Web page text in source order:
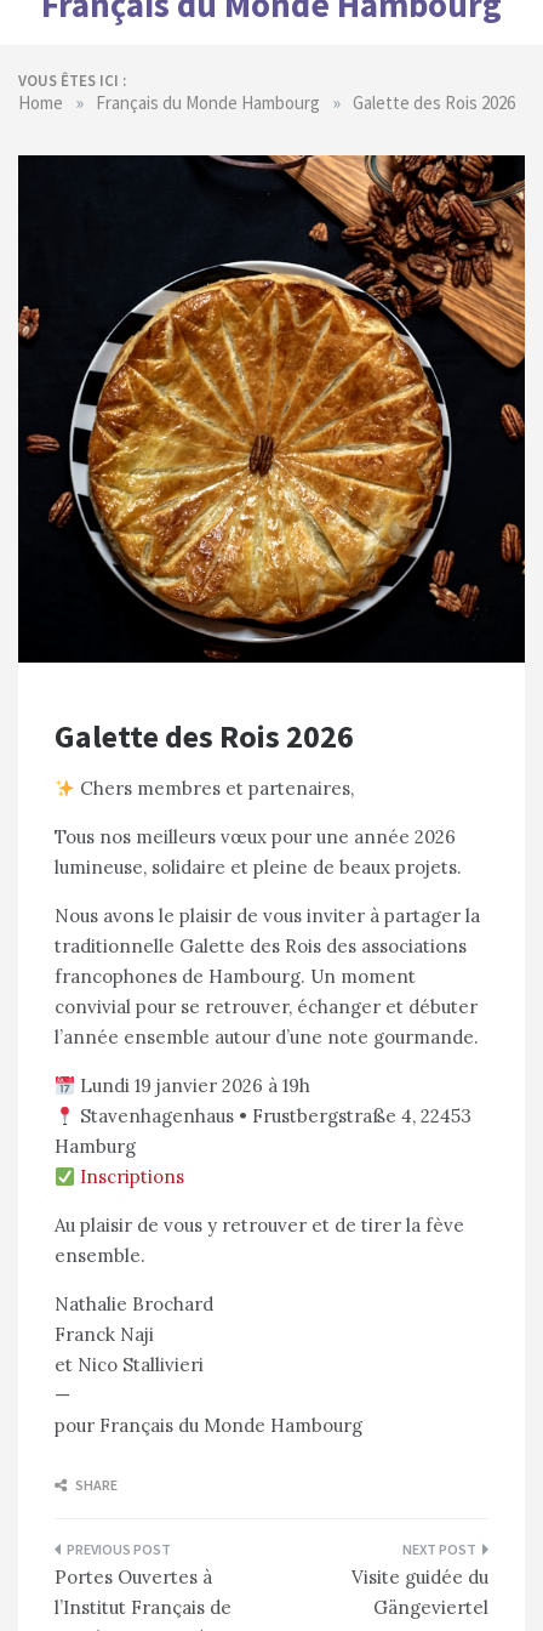
VOUS ÊTES ICI :
Home » Français du Monde Hambourg » Galette des Rois 2026
Galette des Rois 2026
Chers membres et partenaires,
Tous nos meilleurs vœux pour une année 2026
lumineuse, solidaire et pleine de beaux projets.
Nous avons le plaisir de vous inviter à partager la
traditionnelle Galette des Rois des associations
francophones de Hambourg. Un moment
convivial pour se retrouver, échanger et débuter
l’année ensemble autour d’une note gourmande.
Lundi 19 janvier 2026 à 19h
Stavenhagenhaus • Frustbergstraße 4, 22453
Hamburg
Inscriptions
Au plaisir de vous y retrouver et de tirer la fève
ensemble.
Nathalie Brochard
Franck Naji
et Nico Stallivieri
—
pour Français du Monde Hambourg
SHARE
Navigation
de
Portes Ouvertes à
l’Institut Français de
Visite guidée du
Gängeviertel